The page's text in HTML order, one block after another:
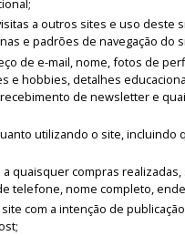
a outros sites e uso deste
e padrões de navegação do
de e-mail, nome, fotos de
e hobbies, detalhes
de newsletter e
utilizando o site, incluindo
quaisquer compras
telefone, nome completo,
com a intenção de